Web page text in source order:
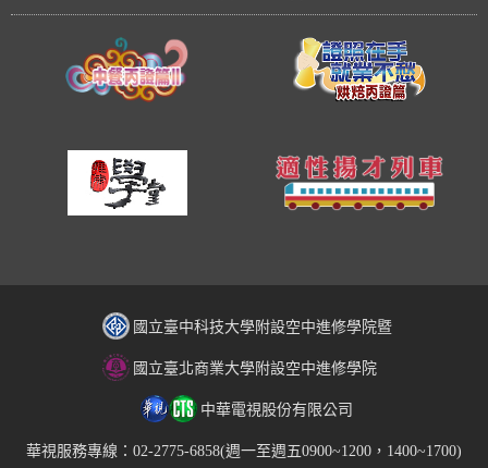
國立臺中科技大學附設空中進修學院暨
國立臺北商業大學附設空中進修學院
中華電視股份有限公司
華視服務專線：02-2775-6858(週一至週五0900~1200，1400~1700)